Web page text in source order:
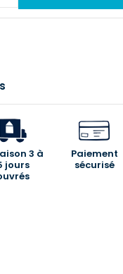
3 à
jours
Paiement
sécurisé